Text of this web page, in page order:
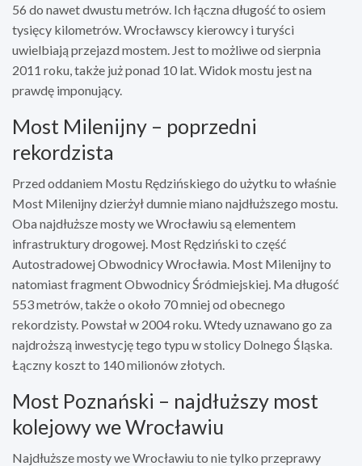
56 do nawet dwustu metrów. Ich łączna długość to osiem
tysięcy kilometrów. Wrocławscy kierowcy i turyści
uwielbiają przejazd mostem. Jest to możliwe od sierpnia
2011 roku, także już ponad 10 lat. Widok mostu jest na
prawdę imponujący.
Most Milenijny – poprzedni
rekordzista
Przed oddaniem Mostu Rędzińskiego do użytku to właśnie
Most Milenijny dzierżył dumnie miano najdłuższego mostu.
Oba najdłuższe mosty we Wrocławiu są elementem
infrastruktury drogowej. Most Rędziński to część
Autostradowej Obwodnicy Wrocławia. Most Milenijny to
natomiast fragment Obwodnicy Śródmiejskiej. Ma długość
553 metrów, także o około 70 mniej od obecnego
rekordzisty. Powstał w 2004 roku. Wtedy uznawano go za
najdroższą inwestycję tego typu w stolicy Dolnego Śląska.
Łączny koszt to 140 milionów złotych.
Most Poznański – najdłuższy most
kolejowy we Wrocławiu
Najdłuższe mosty we Wrocławiu to nie tylko przeprawy